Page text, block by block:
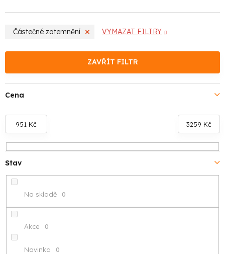
í
o
d
u
k
ů
Částečné zatemnění VYMAZAT FILTRY
ZAVŘÍT FILTR
Cena
951 Kč 3259 Kč
Stav
Na skladě 0
Akce 0
Novinka 0